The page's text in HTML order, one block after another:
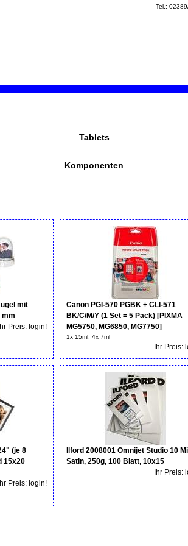
Tel.:
Tablets
Komponenten
mit
mm
Ihr Preis: login!
Canon PGI-570 PGBK + CLI-571
BK/C/M/Y (1 Set = 5 Pack) [PIXMA
MG5750, MG6850, MG7750]
1x 15ml, 4x 7ml
Ihr Preis:
(je 8
15x20
Ihr Preis: login!
Ilford 2008001 Omnijet Studio 10 Mil
Satin, 250g, 100 Blatt, 10x15
Ihr Preis: